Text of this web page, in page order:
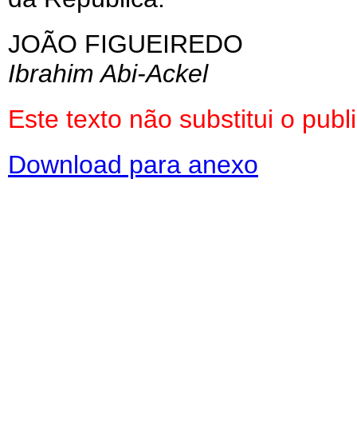
JOÃO FIGUEIREDO
Ibrahim Abi-Ackel
Este texto não substitui o
Download para anexo